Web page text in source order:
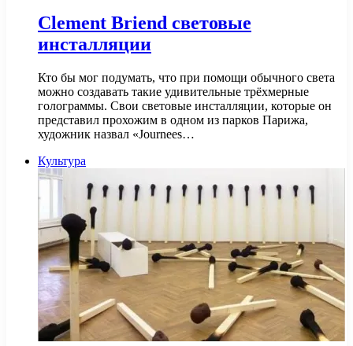
Clement Briend световые
инсталляции
Кто бы мог подумать, что при помощи обычного света
можно создавать такие удивительные трёхмерные
голограммы. Свои световые инсталляции, которые он
представил прохожим в одном из парков Парижа,
художник назвал «Journees…
Культура